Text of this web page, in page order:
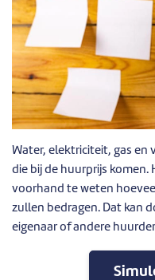
Water, elektriciteit, gas en
die bij de huurprijs komen.
voorhand te weten
zullen bedragen. Dat kan
eigenaar of andere